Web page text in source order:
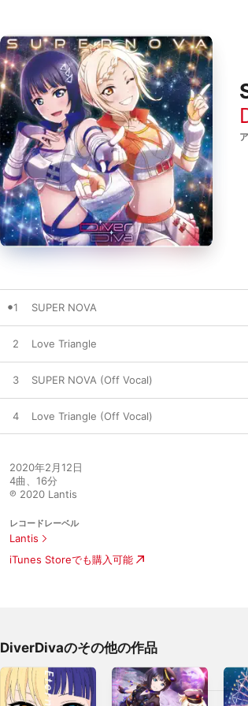
1 SUPER NOVA
2 Love Triangle
3 SUPER NOVA (Off Vocal)
4 Love Triangle (Off Vocal)
2020年2月12日
4曲、16分
℗ 2020 Lantis
レコードレーベル
Lantis
iTunes Storeでも購入可能
DiverDivaのその他の作品